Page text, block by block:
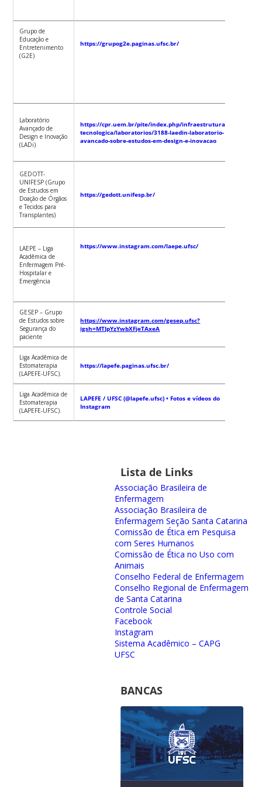
Grupo de
Educação e
Entretenimento
(G2E)
https://grupog2e.paginas.ufsc.br/
Laboratório
Avançado de
Design e Inovação
(LADi)
https://cpr.uem.br/pite/index.php/infraestrutura-
tecnologica/laboratorios/3188-laedin-laboratorio-
avancado-sobre-estudos-em-design-e-inovacao
GEDOTT-
UNIFESP (Grupo
de Estudos em
Doação de Órgãos
e Tecidos para
Transplantes)
https://gedott.unifesp.br/
LAEPE – Liga
Acadêmica de
Enfermagem Pré-
Hospitalar e
Emergência
https://www.instagram.com/laepe.ufsc/
GESEP – Grupo
de Estudos sobre
Segurança do
paciente
https://www.instagram.com/gesep.ufsc?
igsh=MTJpYzYwbXFjeTAxeA
Liga Acadêmica de
Estomaterapia
(LAPEFE-UFSC).
https://lapefe.paginas.ufsc.br/
Liga Acadêmica de
Estomaterapia
(LAPEFE-UFSC).
LAPEFE / UFSC (@lapefe.ufsc) • Fotos e vídeos do
Instagram
Lista de Links
Associação Brasileira de
Enfermagem
Associação Brasileira de
Enfermagem Seção Santa Catarina
Comissão de Ética em Pesquisa
com Seres Humanos
Comissão de Ética no Uso com
Animais
Conselho Federal de Enfermagem
Conselho Regional de Enfermagem
de Santa Catarina
Controle Social
Facebook
Instagram
Sistema Acadêmico – CAPG
UFSC
BANCAS